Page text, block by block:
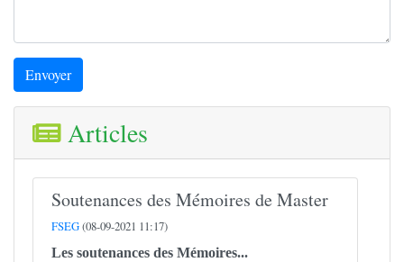
Envoyer
Articles
Soutenances des Mémoires de Master
FSEG(08-09-2021 11:17)
Les soutenances des Mémoires...